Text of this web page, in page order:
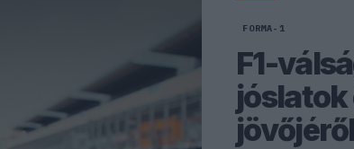
FORMA-1
F1-
jóslatok
jövőjéről